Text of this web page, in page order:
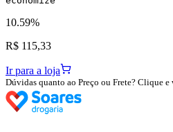
10.59%
R$ 115,33
Ir para a loja
Dúvidas quanto ao Preço ou Frete? Clique